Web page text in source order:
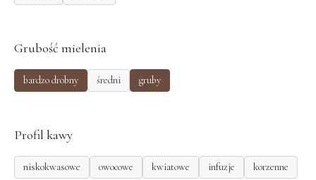
Grubość mielenia
bardzo drobny średni gruby
Profil kawy
niskokwasowe owocowe kwiatowe infuzje korzenne